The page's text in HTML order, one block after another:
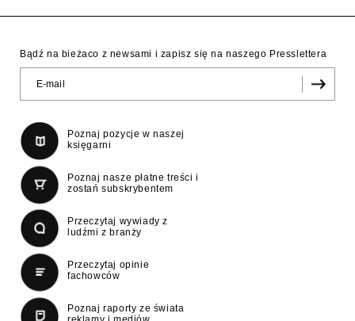
Bądź na bieżaco z newsami i zapisz się na naszego Presslettera
Poznaj pozycje w naszej
księgarni
Poznaj nasze płatne treści i
zostań subskrybentem
Przeczytaj wywiady z
ludźmi z branży
Przeczytaj opinie
fachowców
Poznaj raporty ze świata